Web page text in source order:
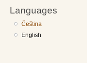
Languages
Čeština
English